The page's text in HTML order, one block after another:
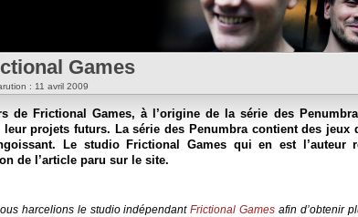
Games
: 11 avril 2009
de Frictional Games, à l’origine de la série des
projets futurs. La série des Penumbra contient des jeux
Le studio Frictional Games qui en est l’auteur
de l’article paru sur le site.
harcelions le studio indépendantFrictional Games afin d’obtenir